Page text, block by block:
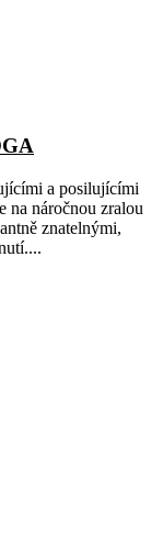
a posilujícími
na náročnou zralou
znatelnými,